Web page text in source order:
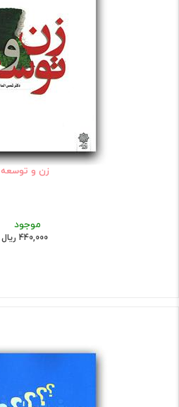
زن و توسعه
موجود
440,000 ریال